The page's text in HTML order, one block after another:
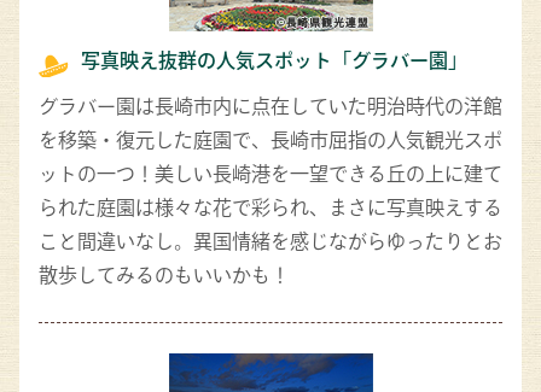
写真映え抜群の人気スポット「グラバー園」
グラバー園は長崎市内に点在していた明治時代の洋館
を移築・復元した庭園で、長崎市屈指の人気観光スポ
ットの一つ！美しい長崎港を一望できる丘の上に建て
られた庭園は様々な花で彩られ、まさに写真映えする
こと間違いなし。異国情緒を感じながらゆったりとお
散歩してみるのもいいかも！